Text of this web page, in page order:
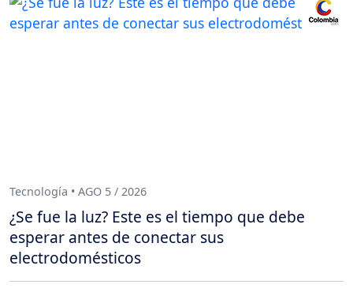
Tecnología • AGO 5 / 2026
¿Se fue la luz? Este es el tiempo que debe
esperar antes de conectar sus
electrodomésticos